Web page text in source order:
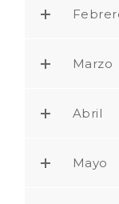
Marzo
Abril
Mayo